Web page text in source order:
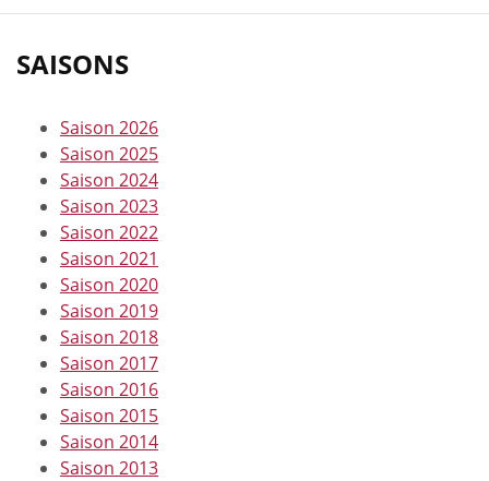
SAISONS
Saison 2026
Saison 2025
Saison 2024
Saison 2023
Saison 2022
Saison 2021
Saison 2020
Saison 2019
Saison 2018
Saison 2017
Saison 2016
Saison 2015
Saison 2014
Saison 2013